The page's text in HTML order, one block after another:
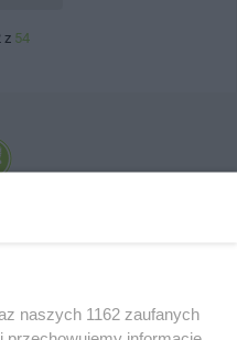
z 54
Serwis Informacyjny Miasta
naszych 1162 zaufanych